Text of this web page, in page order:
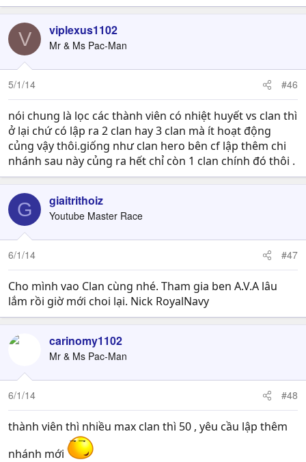
V viplexus1102
Mr & Ms Pac-Man
5/1/14 #46
nói chung là lọc các thành viên có nhiệt huyết vs clan thì
ở lại chứ có lập ra 2 clan hay 3 clan mà ít hoạt động
củng vậy thôi.giống như clan hero bên cf lập thêm chi
nhánh sau này củng ra hết chỉ còn 1 clan chính đó thôi .
G giaitrithoiz
Youtube Master Race
6/1/14 #47
Cho mình vao Clan cùng nhé. Tham gia ben A.V.A lâu
lắm rồi giờ mới choi lại. Nick RoyalNavy
carinomy1102
Mr & Ms Pac-Man
6/1/14 #48
thành viên thì nhiều max clan thì 50 , yêu cầu lập thêm
nhánh mới